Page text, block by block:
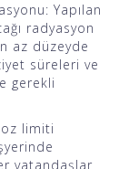
Yapılan
radyasyon
az düzeyde
süreleri ve
gerekli
limiti
vatandaşlar